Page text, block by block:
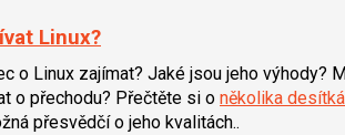
Linux?
o Linux zajímat? Jaké jsou jeho výhody?
o přechodu? Přečtěte si o několika
přesvědčí o jeho kvalitách..